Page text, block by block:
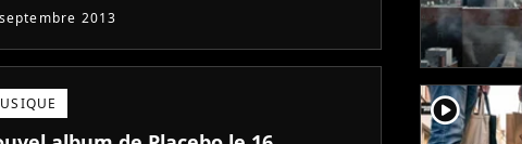
2013
player2